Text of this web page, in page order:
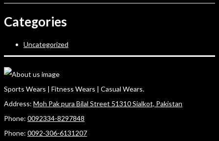
Categories
Uncategorized
Sports Wears | Fitness Wears | Casual Wears.
Address: Moh Pak pura Bilal Street 51310 Sialkot, Pakistan
Phone: 0092334-8297848
Phone: 0092-306-6131207